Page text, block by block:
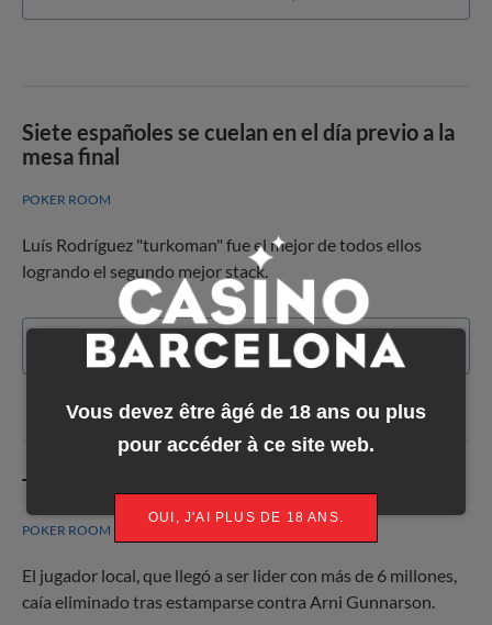
Siete españoles se cuelan en el día previo a la
mesa final
POKER ROOM
Luís Rodríguez "turkoman" fue el mejor de todos ellos
logrando el segundo mejor stack.
En savoir plus
Terminó el sueño de Santi Soriano
POKER ROOM
El jugador local, que llegó a ser lider con más de 6 millones,
caía eliminado tras estamparse contra Arni Gunnarson.
Vous devez être âgé de 18 ans ou plus
pour accéder à ce site web.
OUI, J'AI PLUS DE 18 ANS.